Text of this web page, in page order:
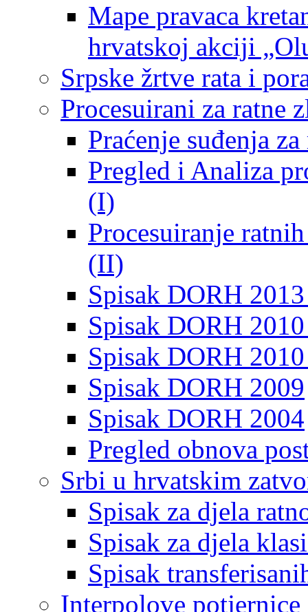
Mape pravaca
hrvatskoj akciji
Srpske žrtve rata i
Procesuirani za ratne
Praćenje suđenja
Pregled i Analiza
(I)
Procesuiranje
(II)
Spisak DORH
Spisak DORH
Spisak DORH
Spisak DORH 2009
Spisak DORH 2004
Pregled obnova
Srbi u hrvatskim
Spisak za djela
Spisak za djela
Spisak
Interpolove potjernice